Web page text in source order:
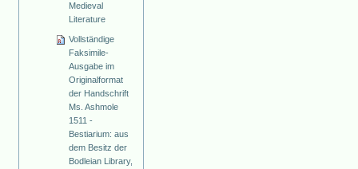
Medieval
Literature
Vollständige
Faksimile-
Ausgabe im
Originalformat
der Handschrift
Ms. Ashmole
1511 -
Bestiarium: aus
dem Besitz der
Bodleian Library,